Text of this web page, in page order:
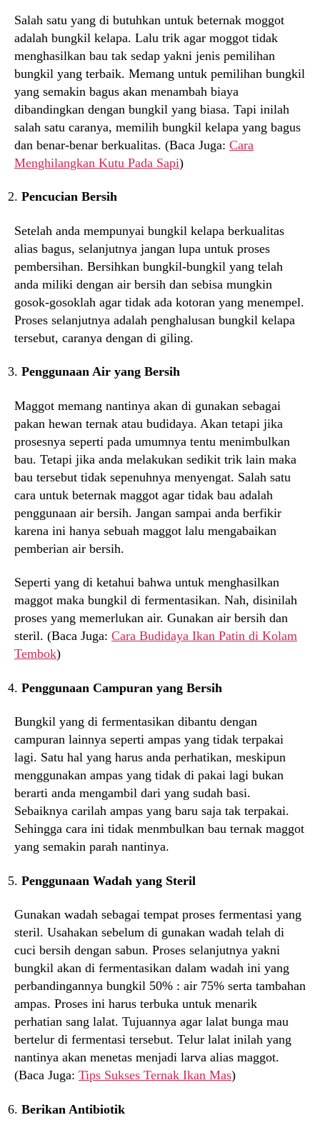
Salah satu yang di butuhkan untuk beternak moggot
adalah bungkil kelapa. Lalu trik agar moggot tidak
menghasilkan bau tak sedap yakni jenis pemilihan
bungkil yang terbaik. Memang untuk pemilihan bungkil
yang semakin bagus akan menambah biaya
dibandingkan dengan bungkil yang biasa. Tapi inilah
salah satu caranya, memilih bungkil kelapa yang bagus
dan benar-benar berkualitas. (Baca Juga: Cara
Menghilangkan Kutu Pada Sapi)
Pencucian Bersih
Setelah anda mempunyai bungkil kelapa berkualitas
alias bagus, selanjutnya jangan lupa untuk proses
pembersihan. Bersihkan bungkil-bungkil yang telah
anda miliki dengan air bersih dan sebisa mungkin
gosok-gosoklah agar tidak ada kotoran yang menempel.
Proses selanjutnya adalah penghalusan bungkil kelapa
tersebut, caranya dengan di giling.
Penggunaan Air yang Bersih
Maggot memang nantinya akan di gunakan sebagai
pakan hewan ternak atau budidaya. Akan tetapi jika
prosesnya seperti pada umumnya tentu menimbulkan
bau. Tetapi jika anda melakukan sedikit trik lain maka
bau tersebut tidak sepenuhnya menyengat. Salah satu
cara untuk beternak maggot agar tidak bau adalah
penggunaan air bersih. Jangan sampai anda berfikir
karena ini hanya sebuah maggot lalu mengabaikan
pemberian air bersih.
Seperti yang di ketahui bahwa untuk menghasilkan
maggot maka bungkil di fermentasikan. Nah, disinilah
proses yang memerlukan air. Gunakan air bersih dan
steril. (Baca Juga: Cara Budidaya Ikan Patin di Kolam
Tembok)
Penggunaan Campuran yang Bersih
Bungkil yang di fermentasikan dibantu dengan
campuran lainnya seperti ampas yang tidak terpakai
lagi. Satu hal yang harus anda perhatikan, meskipun
menggunakan ampas yang tidak di pakai lagi bukan
berarti anda mengambil dari yang sudah basi.
Sebaiknya carilah ampas yang baru saja tak terpakai.
Sehingga cara ini tidak menmbulkan bau ternak maggot
yang semakin parah nantinya.
Penggunaan Wadah yang Steril
Gunakan wadah sebagai tempat proses fermentasi yang
steril. Usahakan sebelum di gunakan wadah telah di
cuci bersih dengan sabun. Proses selanjutnya yakni
bungkil akan di fermentasikan dalam wadah ini yang
perbandingannya bungkil 50% : air 75% serta tambahan
ampas. Proses ini harus terbuka untuk menarik
perhatian sang lalat. Tujuannya agar lalat bunga mau
bertelur di fermentasi tersebut. Telur lalat inilah yang
nantinya akan menetas menjadi larva alias maggot.
(Baca Juga: Tips Sukses Ternak Ikan Mas)
Berikan Antibiotik